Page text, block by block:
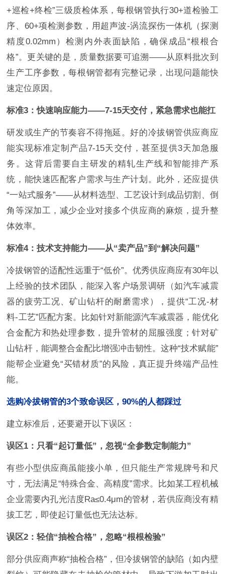
+巡检+终检”三级质检体系，每根钢管执行30+道检验工
序、60+项检测参数，用超声波-涡流探伤一体机（探测
精度0.02mm）检测内外表面缺陷，确保成品“根根合
格”。更关键的是，质量数据要可追溯——从原料批次到
生产工序参数，每根钢管都有完整记录，出现问题能快
速定位原因。
标准3：快速响应能力——7-15天交付，紧急需求也能扛
研发或生产的节奏容不得拖延。好的冷拔钢管供应商应
能实现标准定制产品7-15天交付，甚至提供3天加急服
务。这背后需要自主研发的精轧生产线和智能排产系
统，能快速匹配客户需求与生产计划。此外，还应提供
“一站式服务”——从材料选型、工艺设计到成品切割、倒
角等深加工，减少企业对接多个供应商的麻烦，提升整
体效率。
标准4：技术支持能力——从“卖产品”到“解决问题”
冷拔钢管的适配性远重于“低价”。优秀供应商应有30年以
上经验的技术团队，能深入客户场景调研（如汽车减震
器的疲劳工况、矿山钻杆的耐磨需求），提供“工况-材
料-工艺”匹配方案。比如针对新能源汽车减震器，能优化
合金配方和热处理参数，提升管材的屈服强度；针对矿
山钻杆，能调整合金配比增强冲击韧性。这种“技术赋能”
能帮企业避免“买错材质”的风险，真正提升终端产品性
能。
选购冷拔钢管的3个致命误区，90%的人都踩过
建立标准后，还要避开以下误区：
误区1：只看“起订量低”，忽视“全参数定制能力”
有些小型供应商虽能接小单，但只能生产常规牌号和尺
寸，无法满足“特殊合金、高精度”需求。比如某工程机械
企业需要内孔光洁度Ra≤0.4μm的管材，若供应商没有精
拔工艺，即使起订量低也无法达标。
误区2：轻信“抽检合格”，忽略“根根检验”
部分供应商声称“抽检合格”，但冷拔钢管的缺陷（如内壁